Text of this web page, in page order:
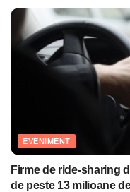
EVENIMENT
Firme de ride-sharing
de peste 13 milioane